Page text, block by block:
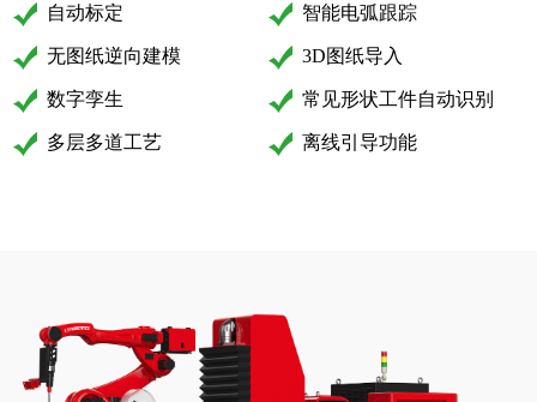
自动标定 智能电弧跟踪
无图纸逆向建模 3D图纸导入
数字孪生 常见形状工件自动识别
多层多道工艺 离线引导功能